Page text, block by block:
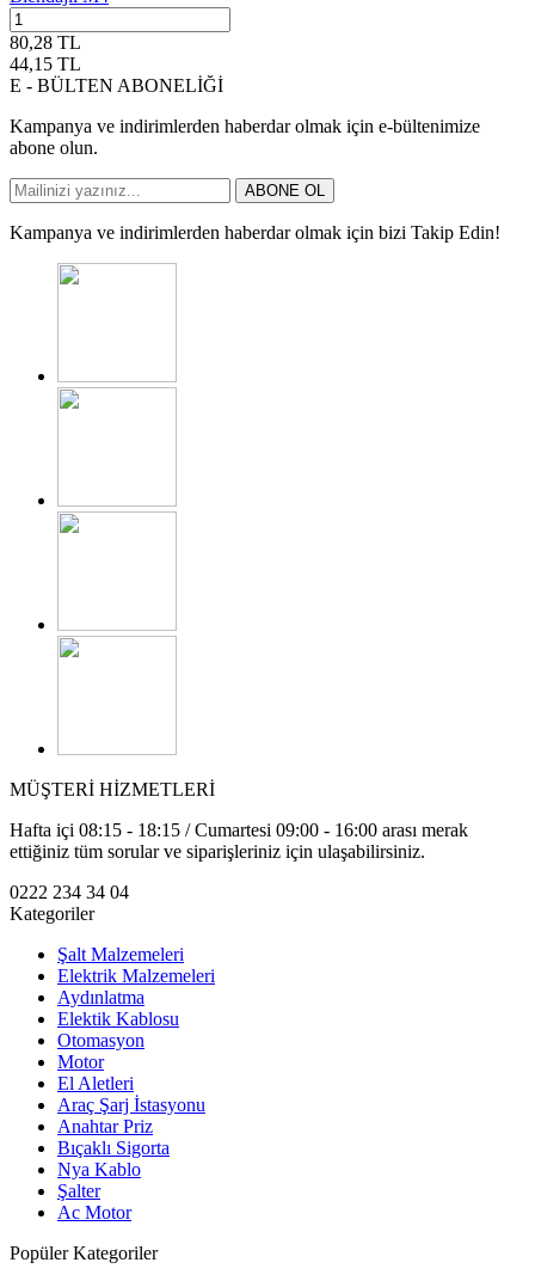
80,28 TL
44,15 TL
E - BÜLTEN ABONELİĞİ
Kampanya ve indirimlerden haberdar olmak için e-bültenimize
abone olun.
ABONE OL
Kampanya ve indirimlerden haberdar olmak için bizi Takip Edin!
MÜŞTERİ HİZMETLERİ
Hafta içi 08:15 - 18:15 / Cumartesi 09:00 - 16:00 arası merak
ettiğiniz tüm sorular ve siparişleriniz için ulaşabilirsiniz.
0222 234 34 04
Kategoriler
Şalt Malzemeleri
Elektrik Malzemeleri
Aydınlatma
Elektik Kablosu
Otomasyon
Motor
El Aletleri
Araç Şarj İstasyonu
Anahtar Priz
Bıçaklı Sigorta
Nya Kablo
Şalter
Ac Motor
Popüler Kategoriler